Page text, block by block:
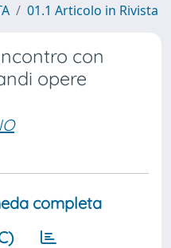
01.1 Articolo in Rivista
con
opere
completa